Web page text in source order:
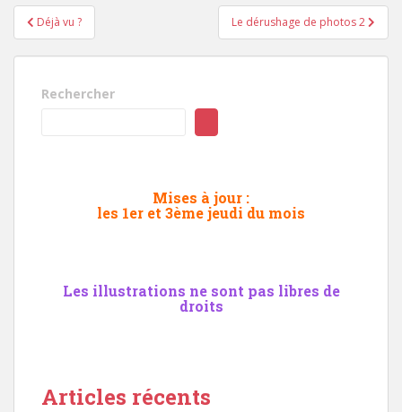
Navigation
de
l’article
Déjà vu ? Le dérushage de photos 2
Rechercher
Mises à jour :
les 1er et 3ème jeudi du mois
Les illustrations ne sont pas libres de
droits
Articles récents